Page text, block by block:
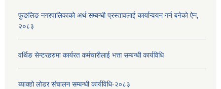
फुङलिङ नगरपालिकाको अर्थ सम्बन्धी प्रस्तावलाई कार्यान्वयन गर्न बनेको ऐन‚
२०८३
वर्थिङ सेन्टरहरुमा कार्यरत कर्मचारीलाई भत्ता सम्बन्धी कार्यविधि
ब्याक्हो लोडर संचालन सम्बन्धी कार्यविधि-२०८३